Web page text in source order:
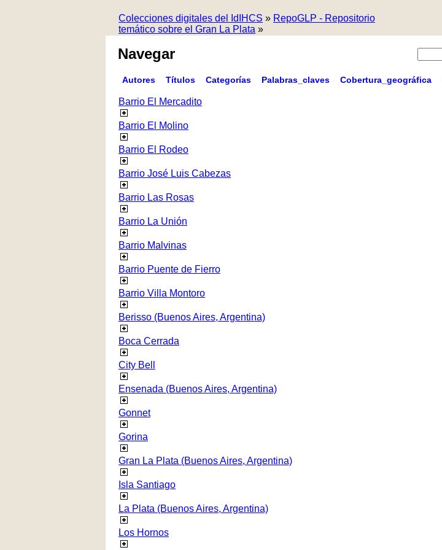
Colecciones digitales del IdIHCS » RepoGLP - Repositorio
temático sobre el Gran La Plata »
Navegar
Autores Títulos Categorías Palabras_claves Cobertura_geográfica
Barrio El Mercadito
Barrio El Molino
Barrio El Rodeo
Barrio José Luis Cabezas
Barrio Las Rosas
Barrio La Unión
Barrio Malvinas
Barrio Puente de Fierro
Barrio Villa Montoro
Berisso (Buenos Aires, Argentina)
Boca Cerrada
City Bell
Ensenada (Buenos Aires, Argentina)
Gonnet
Gorina
Gran La Plata (Buenos Aires, Argentina)
Isla Santiago
La Plata (Buenos Aires, Argentina)
Los Hornos